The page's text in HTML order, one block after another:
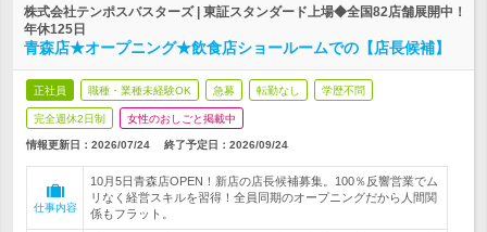
株式会社テンポスバスターズ | 東証スタンダード上場◆全国82店舗展開中！
年休125日
青森店★オープニング★飲食店ショールームでの【店長候補】
正社員 職種・業種未経験OK 急募 転勤なし 学歴不問
完全週休2日制 女性のおしごと掲載中
情報更新日：2026/07/24 終了予定日： 2026/09/24
仕事内容
10月5日青森店OPEN！新店の店長候補募集。100％反響営業でム
リなく経営スキルを習得！全員同期のオープニングだから人間関
係もフラット。